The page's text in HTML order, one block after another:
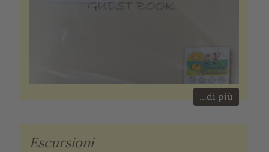
...di più
Escursioni